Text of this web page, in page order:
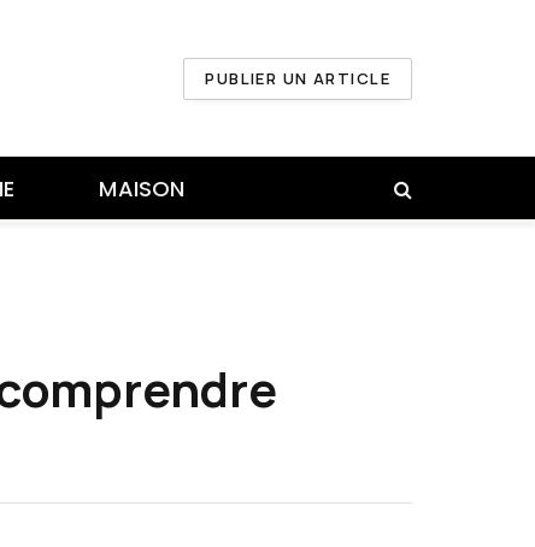
PUBLIER UN ARTICLE
MAISON